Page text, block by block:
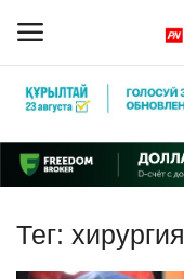
Главная
Обратная связь
Тег: хирургия